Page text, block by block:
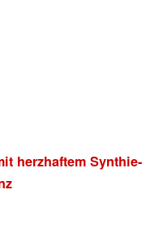
herzhaftem Synthie-